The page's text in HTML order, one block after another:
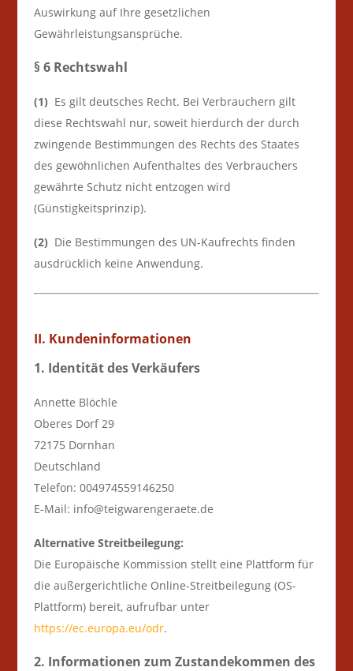
Auswirkung auf Ihre gesetzlichen
Gewährleistungsansprüche.
§ 6 Rechtswahl
(1) Es gilt deutsches Recht. Bei Verbrauchern gilt
diese Rechtswahl nur, soweit hierdurch der durch
zwingende Bestimmungen des Rechts des Staates
des gewöhnlichen Aufenthaltes des Verbrauchers
gewährte Schutz nicht entzogen wird
(Günstigkeitsprinzip).
(2) Die Bestimmungen des UN-Kaufrechts finden
ausdrücklich keine Anwendung.
II. Kundeninformationen
1. Identität des Verkäufers
Annette Blöchle
Oberes Dorf 29
72175 Dornhan
Deutschland
Telefon: 004974559146250
E-Mail: info@teigwarengeraete.de
Alternative Streitbeilegung:
Die Europäische Kommission stellt eine Plattform für
die außergerichtliche Online-Streitbeilegung (OS-
Plattform) bereit, aufrufbar unter
https://ec.europa.eu/odr.
2. Informationen zum Zustandekommen des